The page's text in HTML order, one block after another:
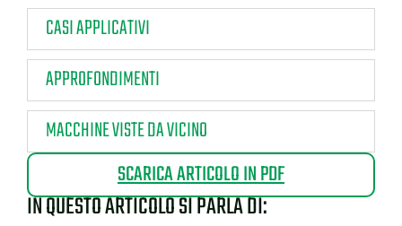
CASI APPLICATIVI
APPROFONDIMENTI
MACCHINE VISTE DA VICINO
SCARICA ARTICOLO IN PDF
IN QUESTO ARTICOLO SI PARLA DI: